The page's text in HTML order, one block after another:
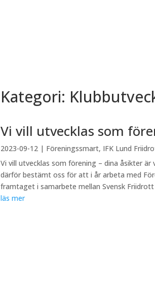
Kategori:
Vi vill utvecklas som
2023-09-12 | Föreningssmart, IFK Lund
Vi vill utvecklas som förening – dina åsikter
därför bestämt oss för att i år arbeta med
framtaget i samarbete mellan Svensk Friidrott
läs mer